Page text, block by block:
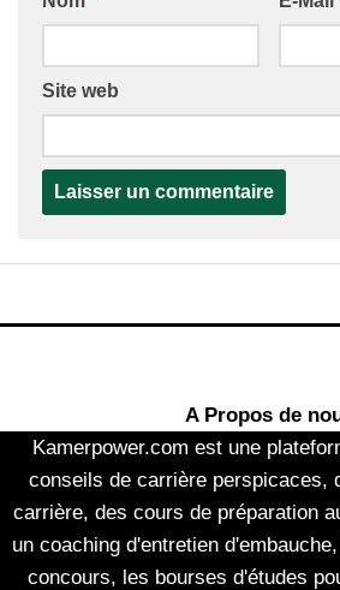
Site web
A Propos de
Kamerpower.com est une
conseils de carrière perspicaces,
carrière, des cours de préparation
un coaching d'entretien
concours, les bourses d'études